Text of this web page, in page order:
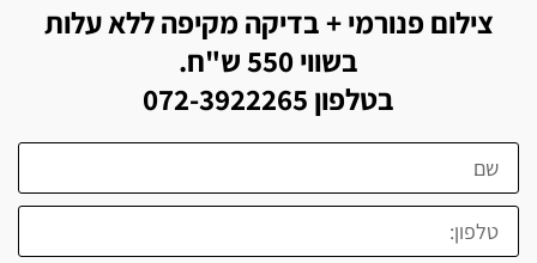
צילום פנורמי + בדיקה מקיפה ללא עלות
בשווי 550 ש"ח.
בטלפון 072-3922265